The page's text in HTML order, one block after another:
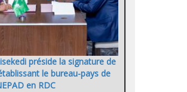
préside la signature de
le bureau-pays de
en RDC